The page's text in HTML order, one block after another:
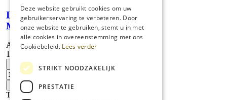
IVS 100/40
M
Artikelnummer:
1.573-622.0
IVS
100/40
M
aantal
Toevoegen
Deze website gebruikt cookies om uw
gebruikerservaring te verbeteren. Door
onze website te gebruiken, stemt u in met
alle cookies in overeenstemming met ons
Cookiebeleid. Lees verder
STRIKT NOODZAKELIJK
PRESTATIE